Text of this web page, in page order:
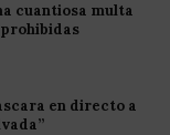
cuantiosa multa
en directo a